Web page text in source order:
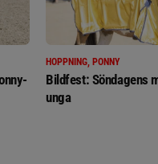
HOPPNING, PONNY
Bildfest: Söndagens
unga